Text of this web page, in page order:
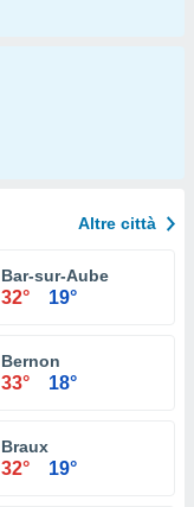
Altre città
Bar-sur-Aube
32° 19°
Bernon
33° 18°
Braux
32° 19°